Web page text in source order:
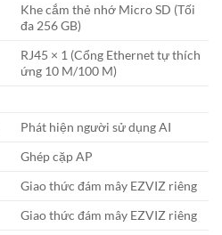
Khe cắm thẻ nhớ Micro SD (Tối
đa 256 GB)
RJ45 × 1 (Cổng Ethernet tự thích
ứng 10 M/100 M)
Phát hiện người sử dụng AI
Ghép cặp AP
Giao thức đám mây EZVIZ riêng
Giao thức đám mây EZVIZ riêng